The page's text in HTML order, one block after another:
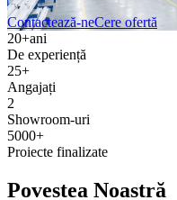
Contactează-neCere ofertă
20+ani
De experiență
25+
Angajați
2
Showroom-uri
5000+
Proiecte finalizate
Povestea Noastră